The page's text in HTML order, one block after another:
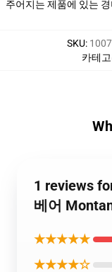
주어지는 제품에 있는
SKU:
카테
1 reviews
베어
★★★★★
★★★★☆